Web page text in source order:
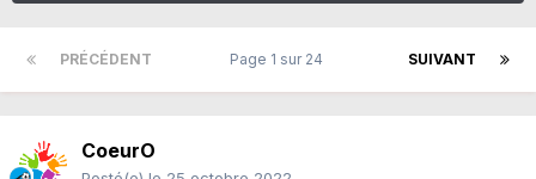
PRÉCÉDENT SUIVANT
Page 1 sur 24
CoeurO